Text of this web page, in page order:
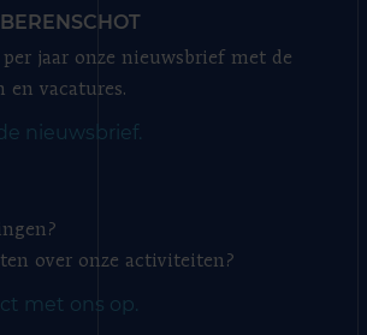
jaar onze nieuwsbrief met de
en vacatures.
nieuwsbrief.
over onze activiteiten?
met ons op.